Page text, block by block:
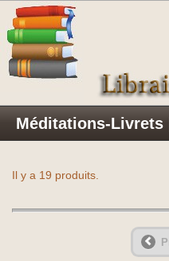
Méditations-Livrets
Il y a 19 produits.